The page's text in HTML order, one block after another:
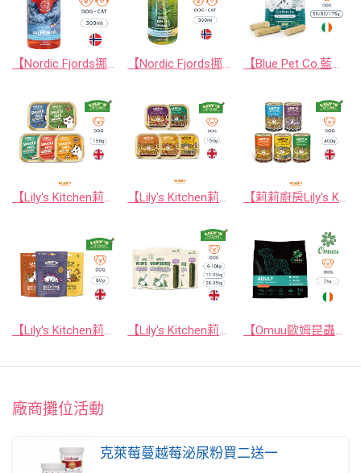
【Nordic Fjords挪威灣】 挪威原裝進口 100%鮭魚寵物魚油300ml防UV噴頭裝 (挪威100%純鮭魚油) 【Nordic Fjords挪威灣】 挪威原裝進口 100%野生魚種寵物魚油300ml防UV噴頭裝 (挪威100%純野生魚油) 【Blue Pet Co.藍寵機能】愛爾蘭原裝進口 口腔保健Go Smile™海藻潔牙棒
【Lily's Kitchen莉莉廚房】英國原裝進口貓罐頭/貓餐盒 85g｜國際領導天然寵物食品 ‧ 皇室認證寵物品牌 【Lily's Kitchen莉莉廚房】英國原裝進口狗罐頭/狗餐盒 150g｜國際領導天然寵物食品 ‧ 皇室認證寵物品牌 【莉莉廚房Lily's Kitchen】英國原裝進口狗罐頭/狗餐盒 400g｜國際領導天然寵物食品 ‧ 皇室認證
【Lily's Kitchen莉莉廚房】英國原裝進口狗狗烘焙餅乾系列 80g｜歐洲傳統烘焙手藝製作 ‧ 皇室認證寵物品牌 【Lily's Kitchen莉莉廚房】英國原裝進口 進階版沃夫潔牙棒/潔牙骨｜WOOF BRUSH ‧ 腸胃益生元配方 【Omuu歐姆昆蟲】愛爾蘭原裝進口極低敏黑水虻全齡犬寵糧 2kg
廠商攤位活動
克萊莓蔓越莓泌尿粉買二送一